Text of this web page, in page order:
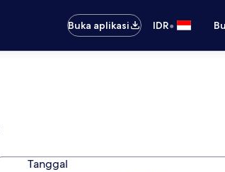
Buka aplikasi
IDR•
Tanggal